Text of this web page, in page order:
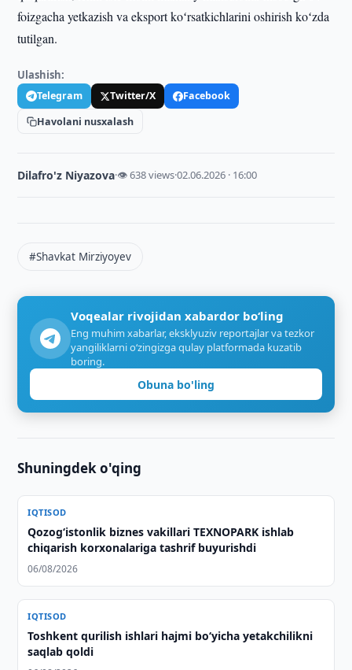
foizgacha yetkazish va eksport koʻrsatkichlarini oshirish koʻzda
tutilgan.
Ulashish:
Telegram Twitter/X
Facebook
Havolani nusxalash
Dilafro'z Niyazova·👁 638 views·02.06.2026 · 16:00
#Shavkat Mirziyoyev
Voqealar rivojidan xabardor bo‘ling
Eng muhim xabarlar, eksklyuziv reportajlar va tezkor
yangiliklarni o‘zingizga qulay platformada kuzatib
boring.
Obuna bo'ling
Shuningdek o'qing
IQTISOD
Qozogʻistonlik biznes vakillari TEXNOPARK ishlab
chiqarish korxonalariga tashrif buyurishdi
06/08/2026
IQTISOD
Toshkent qurilish ishlari hajmi bo‘yicha yetakchilikni
saqlab qoldi